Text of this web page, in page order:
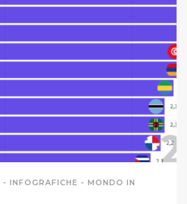
- INFOGRAFICHE - MONDO IN